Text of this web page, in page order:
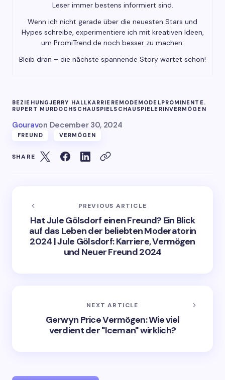
Leser immer bestens informiert sind.
Wenn ich nicht gerade über die neuesten Stars und
Hypes schreibe, experimentiere ich mit kreativen Ideen,
um PromiTrend.de noch besser zu machen.
Bleib dran – die nächste spannende Story wartet schon!
BEZIEHUNGJERRY HALLKARRIEREMODEMODELPROMINENTE.
RUPERT MURDOCHSCHAUSPIELSCHAUSPIELERINVERMÖGEN
Gouravon December 30, 2024
FREUND VERMÖGEN
SHARE
PREVIOUS ARTICLE
Hat Jule Gölsdorf einen Freund? Ein Blick
auf das Leben der beliebten Moderatorin
2024 | Jule Gölsdorf: Karriere, Vermögen
und Neuer Freund 2024
NEXT ARTICLE
Gerwyn Price Vermögen: Wie viel
verdient der "Iceman" wirklich?